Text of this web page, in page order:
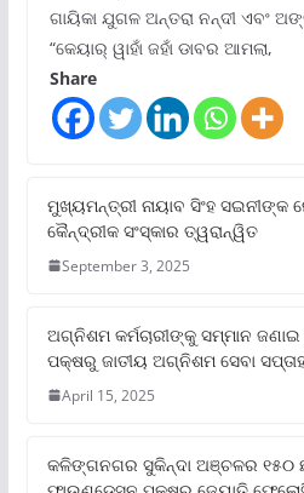
ଗାୟିକା ଯୁଗଳ ଅନ୍ତରା ନନ୍ଦୀ ଏବଂ
“କେୟାର୍ ୱାହାଁ ଜହାଁ ଡାବର ଆମଲା,
Share
ମୁଖ୍ୟମନ୍ତ୍ରୀ ନାୟାବ ସିଂହ ସଇନୀଙ୍କ
କୈନ୍ଦ୍ରୀକ ସଂସ୍କାର ତ୍ୱରାନ୍ୱିତ
September 3, 2025
ଅଗ୍ନିଶମ କର୍ମଚାରୀଙ୍କୁ ସମ୍ମାନ
ପକ୍ଷରୁ ଜାତୀୟ ଅଗ୍ନିଶମ ସେବା
April 15, 2025
କଳିଙ୍ଗନଗର ସୁକିନ୍ଦା ଅଞ୍ଚଳର ୧୫୦